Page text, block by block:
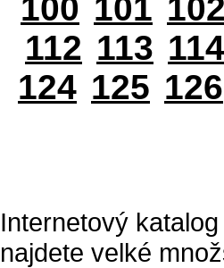
100 101 102
112 113 114
124 125 126
Internetový
najdete velké